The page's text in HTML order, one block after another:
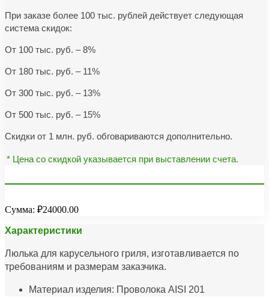
При заказе более 100 тыс. рублей действует следующая
система скидок:
От 100 тыс. руб. – 8%
От 180 тыс. руб. – 11%
От 300 тыс. руб. – 13%
От 500 тыс. руб. – 15%
Скидки от 1 млн. руб. обговариваются дополнительно.
* Цена со скидкой указывается при выставлении счета.
Сумма: ₽24000.00
Характеристики
Люлька для карусельного гриля, изготавливается по
требованиям и размерам заказчика.
Материал изделия: Проволока AISI 201